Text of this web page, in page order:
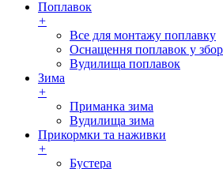
Поплавок
+
Все для монтажу поплавку
Оснащення поплавок у
Вудилища поплавок
Зима
+
Приманка зима
Вудилища зима
Прикормки та наживки
+
Бустера